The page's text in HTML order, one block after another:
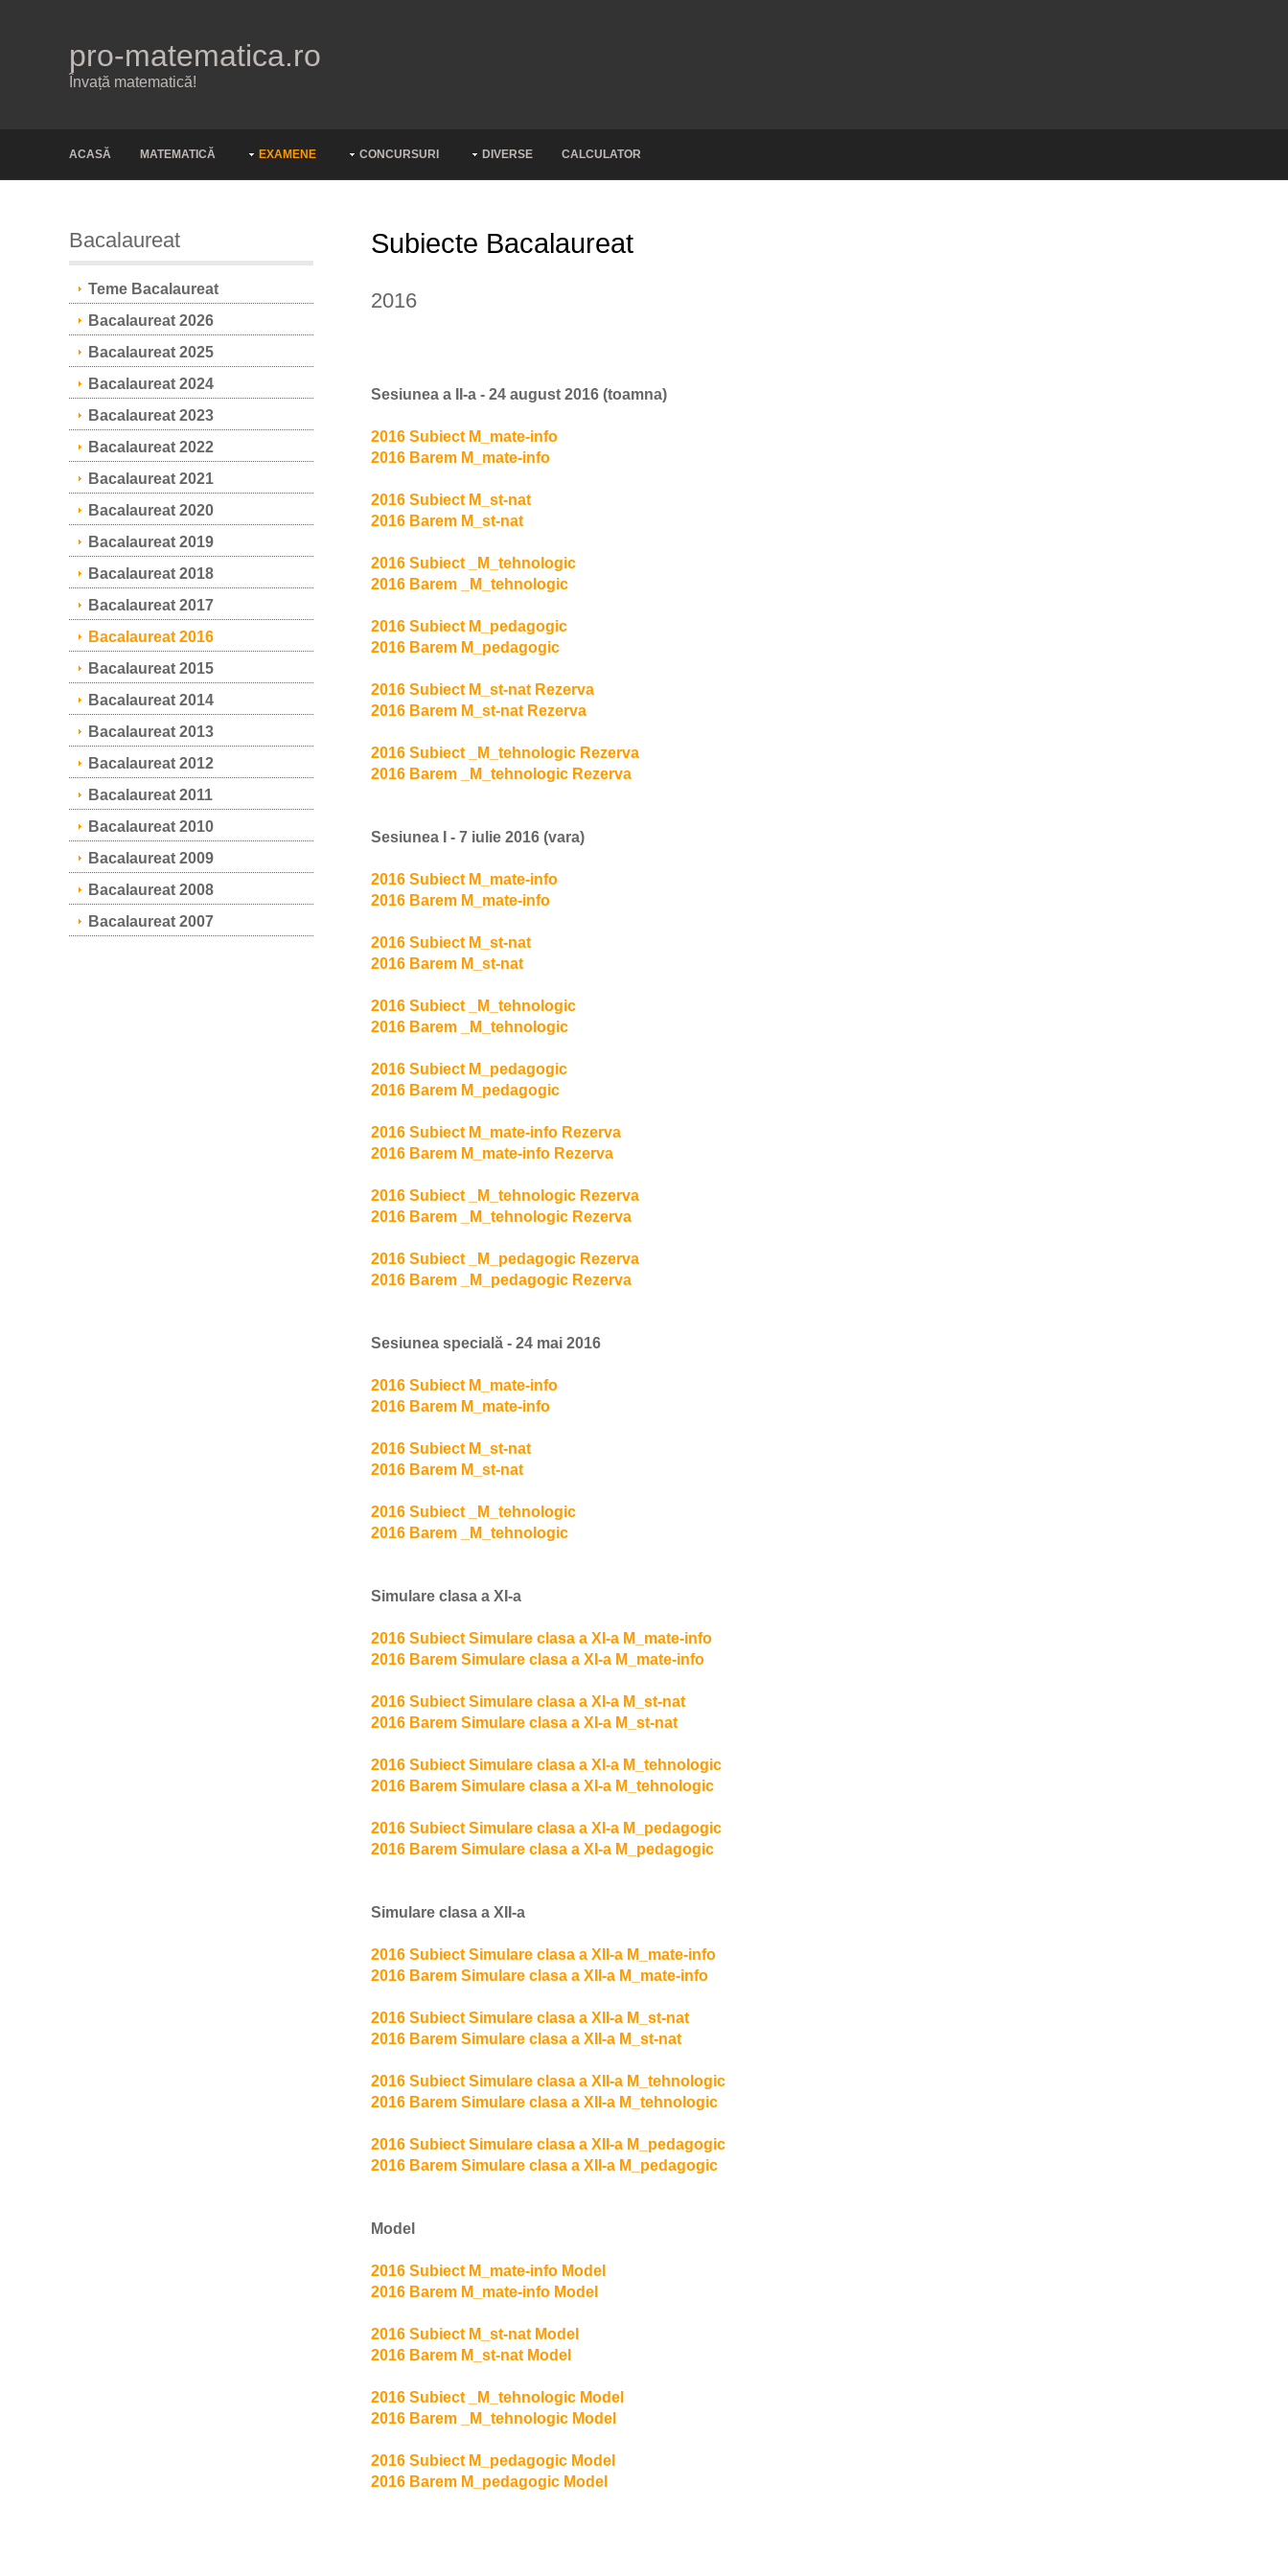
pro-matematica.ro
Învață matematică!
ACASĂ MATEMATICĂ EXAMENE CONCURSURI DIVERSE CALCULATOR
Bacalaureat
Teme Bacalaureat
Bacalaureat 2026
Bacalaureat 2025
Bacalaureat 2024
Bacalaureat 2023
Bacalaureat 2022
Bacalaureat 2021
Bacalaureat 2020
Bacalaureat 2019
Bacalaureat 2018
Bacalaureat 2017
Bacalaureat 2016
Bacalaureat 2015
Bacalaureat 2014
Bacalaureat 2013
Bacalaureat 2012
Bacalaureat 2011
Bacalaureat 2010
Bacalaureat 2009
Bacalaureat 2008
Bacalaureat 2007
Subiecte Bacalaureat
2016
Sesiunea a II-a - 24 august 2016 (toamna)
2016 Subiect M_mate-info
2016 Barem M_mate-info
2016 Subiect M_st-nat
2016 Barem M_st-nat
2016 Subiect _M_tehnologic
2016 Barem _M_tehnologic
2016 Subiect M_pedagogic
2016 Barem M_pedagogic
2016 Subiect M_st-nat Rezerva
2016 Barem M_st-nat Rezerva
2016 Subiect _M_tehnologic Rezerva
2016 Barem _M_tehnologic Rezerva
Sesiunea I - 7 iulie 2016 (vara)
2016 Subiect M_mate-info
2016 Barem M_mate-info
2016 Subiect M_st-nat
2016 Barem M_st-nat
2016 Subiect _M_tehnologic
2016 Barem _M_tehnologic
2016 Subiect M_pedagogic
2016 Barem M_pedagogic
2016 Subiect M_mate-info Rezerva
2016 Barem M_mate-info Rezerva
2016 Subiect _M_tehnologic Rezerva
2016 Barem _M_tehnologic Rezerva
2016 Subiect _M_pedagogic Rezerva
2016 Barem _M_pedagogic Rezerva
Sesiunea specială - 24 mai 2016
2016 Subiect M_mate-info
2016 Barem M_mate-info
2016 Subiect M_st-nat
2016 Barem M_st-nat
2016 Subiect _M_tehnologic
2016 Barem _M_tehnologic
Simulare clasa a XI-a
2016 Subiect Simulare clasa a XI-a M_mate-info
2016 Barem Simulare clasa a XI-a M_mate-info
2016 Subiect Simulare clasa a XI-a M_st-nat
2016 Barem Simulare clasa a XI-a M_st-nat
2016 Subiect Simulare clasa a XI-a M_tehnologic
2016 Barem Simulare clasa a XI-a M_tehnologic
2016 Subiect Simulare clasa a XI-a M_pedagogic
2016 Barem Simulare clasa a XI-a M_pedagogic
Simulare clasa a XII-a
2016 Subiect Simulare clasa a XII-a M_mate-info
2016 Barem Simulare clasa a XII-a M_mate-info
2016 Subiect Simulare clasa a XII-a M_st-nat
2016 Barem Simulare clasa a XII-a M_st-nat
2016 Subiect Simulare clasa a XII-a M_tehnologic
2016 Barem Simulare clasa a XII-a M_tehnologic
2016 Subiect Simulare clasa a XII-a M_pedagogic
2016 Barem Simulare clasa a XII-a M_pedagogic
Model
2016 Subiect M_mate-info Model
2016 Barem M_mate-info Model
2016 Subiect M_st-nat Model
2016 Barem M_st-nat Model
2016 Subiect _M_tehnologic Model
2016 Barem _M_tehnologic Model
2016 Subiect M_pedagogic Model
2016 Barem M_pedagogic Model